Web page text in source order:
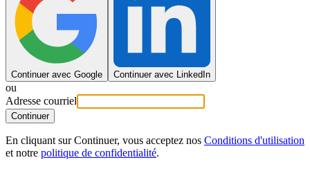
Continuer avec Google Continuer avec LinkedIn
ou
Adresse courriel
Continuer
En cliquant sur Continuer, vous acceptez nos Conditions d'utilisation
et notre politique de confidentialité.